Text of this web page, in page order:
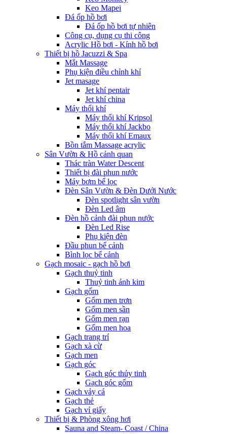
Keo Mapei
Đá ốp hồ bơi
Đá ốp hồ bơi tự nhiên
Công cụ, dụng cụ thi công
Acrylic Hồ bơi - Kính hồ bơi
Thiết bị hồ Jacuzzi & Spa
Mắt Massage
Phụ kiện điều chỉnh khí
Jet masage
Jet khí pentair
Jet khí china
Máy thổi khí
Máy thổi khí Kripsol
Máy thổi khí Jackbo
Máy thổi khí Emaux
Bồn tắm Massage acrylic
Sân Vườn & Hồ cảnh quan
Thác tràn Water Descent
Thiết bị đài phun nước
Máy bơm bể lọc
Đèn Sân Vườn & Đèn Dưới Nước
Đèn spotlight sân vườn
Đèn Led âm
Đèn hồ cảnh đài phun nước
Đèn Led Rise
Phụ kiện đèn
Đầu phun bể cảnh
Bình lọc bể cảnh
Gạch mosaic - gạch hồ bơi
Gạch thuỷ tinh
Thuỷ tinh ánh kim
Gạch gốm
Gốm men trơn
Gốm men sần
Gốm men rạn
Gốm men hoa
Gạch trang trí
Gạch xà cừ
Gạch men
Gạch góc
Gạch góc thủy tinh
Gạch góc gốm
Gạch vảy cá
Gạch thẻ
Gạch vỉ giấy
Thiết bị & Phòng xông hơi
Sauna and Steam- Coast / China